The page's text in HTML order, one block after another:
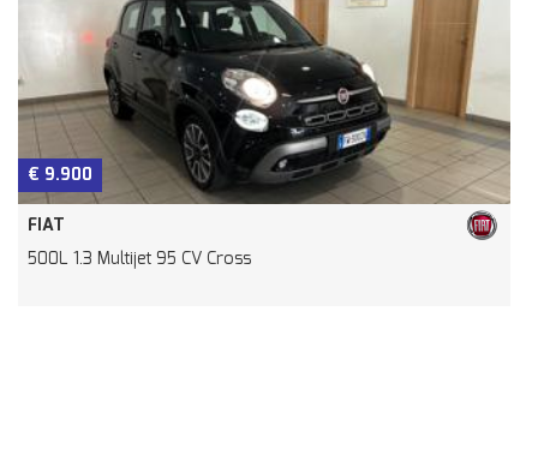
NEWS
AREA COMMERCIANTI
€ 9.900
FIAT
500L 1.3 Multijet 95 CV Cross